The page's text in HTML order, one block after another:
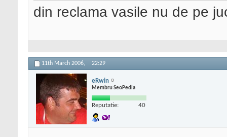
din reclama vasile nu de pe
11th March 2006, 22:29
eRwin
Membru SeoPedia
Reputatie: 40